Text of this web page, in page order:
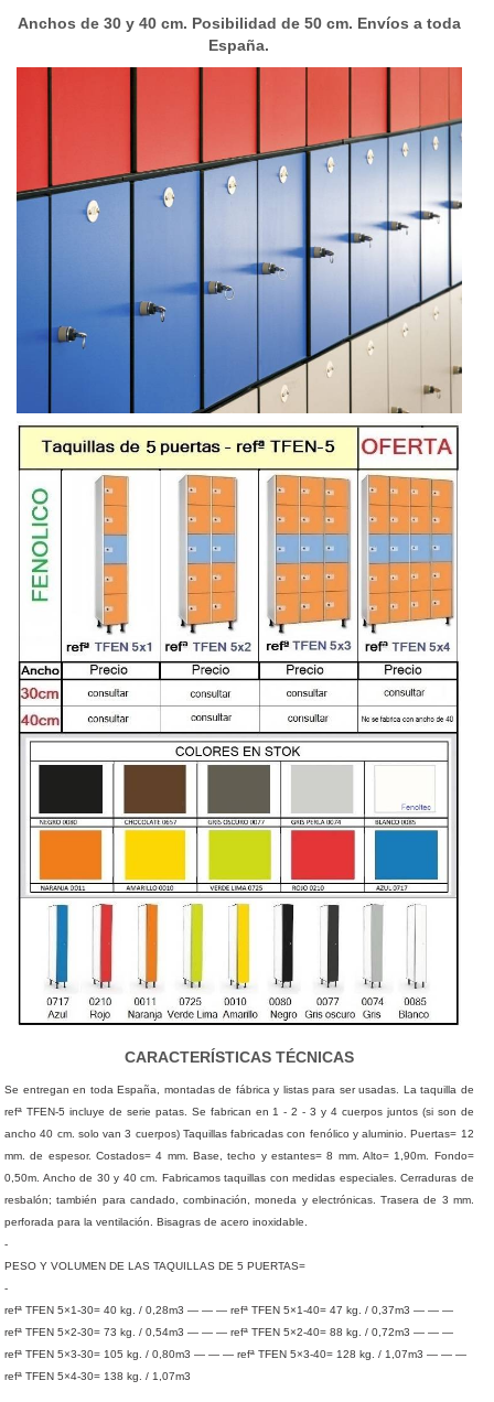
Anchos de 30 y 40 cm. Posibilidad de 50 cm. Envíos a toda
España.
CARACTERÍSTICAS TÉCNICAS
Se entregan en toda España, montadas de fábrica y listas para ser usadas. La taquilla de
refª TFEN-5 incluye de serie patas. Se fabrican en 1 - 2 - 3 y 4 cuerpos juntos (si son de
ancho 40 cm. solo van 3 cuerpos) Taquillas fabricadas con fenólico y aluminio. Puertas= 12
mm. de espesor. Costados= 4 mm. Base, techo y estantes= 8 mm. Alto= 1,90m. Fondo=
0,50m. Ancho de 30 y 40 cm. Fabricamos taquillas con medidas especiales. Cerraduras de
resbalón; también para candado, combinación, moneda y electrónicas. Trasera de 3 mm.
perforada para la ventilación. Bisagras de acero inoxidable.
-
PESO Y VOLUMEN DE LAS TAQUILLAS DE 5 PUERTAS=
-
refª TFEN 5×1-30= 40 kg. / 0,28m3 — — — refª TFEN 5×1-40= 47 kg. / 0,37m3 — — —
refª TFEN 5×2-30= 73 kg. / 0,54m3 — — — refª TFEN 5×2-40= 88 kg. / 0,72m3 — — —
refª TFEN 5×3-30= 105 kg. / 0,80m3 — — — refª TFEN 5×3-40= 128 kg. / 1,07m3 — — —
refª TFEN 5×4-30= 138 kg. / 1,07m3